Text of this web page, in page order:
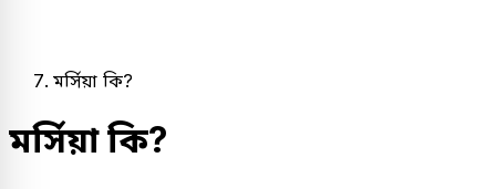
মর্সিয়া কি?
মর্সিয়া কি?